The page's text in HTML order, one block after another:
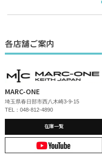
各店舗ご案内
MARC-ONE
埼玉県春日部市西八木崎3-9-15
TEL：048-812-4890
在庫一覧